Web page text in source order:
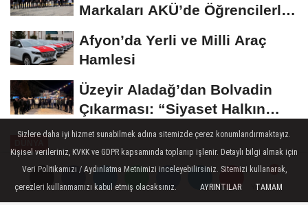
Yorumlar
Markaları AKÜ’de Öğrencilerle
Afyon’da Yerli ve Milli Araç
Hamlesi
Üzeyir Aladağ’dan Bolvadin
Çıkarması: “Siyaset Halkın
İçinde...
Yayınlanma: 28 Ekim 2024 - 08:45
ABD Dışişleri Bakanı Blinken:
Yorumlar
Sizlere daha iyi hizmet sunabilmek adına sitemizde çerez konumlandırmaktayız.
Kişisel verileriniz, KVKK ve GDPR kapsamında toplanıp işlenir. Detaylı bilgi almak için
Veri Politikamızı / Aydınlatma Metnimizi inceleyebilirsiniz. Sitemizi kullanarak,
çerezleri kullanmamızı kabul etmiş olacaksınız.
AYRINTILAR TAMAM